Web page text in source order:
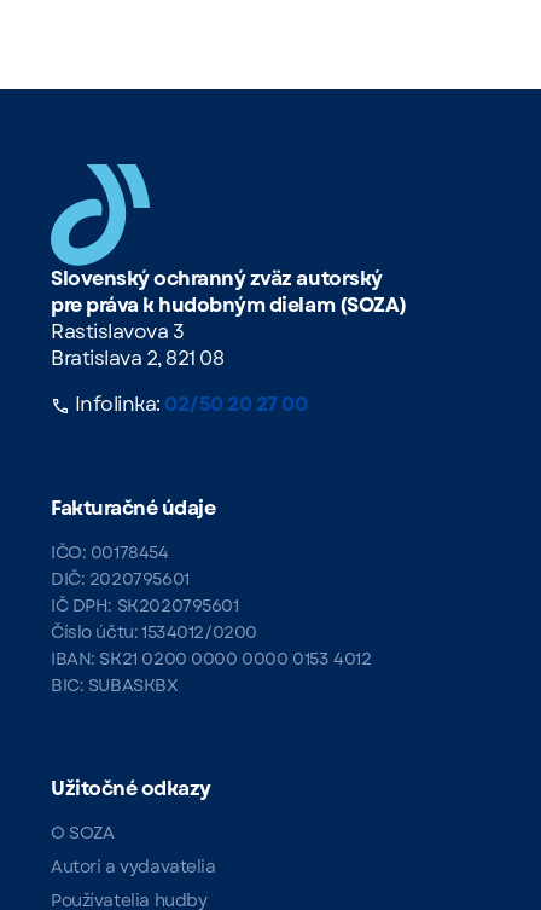
Slovenský ochranný zväz autorský
pre práva k hudobným dielam (SOZA)
Rastislavova 3
Bratislava 2, 821 08
Infolinka: 02/50 20 27 00
Fakturačné údaje
IČO: 00178454
DIČ: 2020795601
IČ DPH: SK2020795601
Číslo účtu: 1534012/0200
IBAN: SK21 0200 0000 0000 0153 4012
BIC: SUBASKBX
Užitočné odkazy
O SOZA
Autori a vydavatelia
Používatelia hudby